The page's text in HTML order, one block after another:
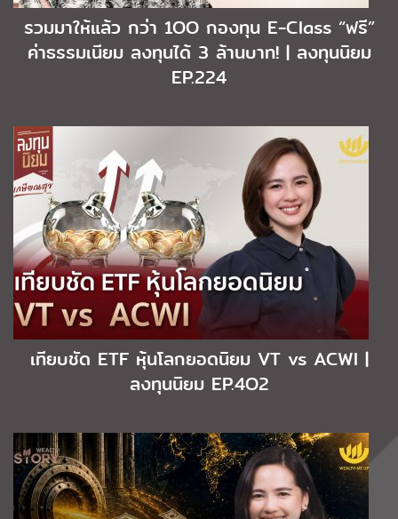
รวมมาให้แล้ว กว่า 1OO กองทุน E-Class “ฟรี”
ค่าธรรมเนียม ลงทุนได้ 3 ล้านบาท! | ลงทุนนิยม
EP.224
เทียบชัด ETF หุ้นโลกยอดนิยม VT vs ACWI |
ลงทุนนิยม EP.4O2